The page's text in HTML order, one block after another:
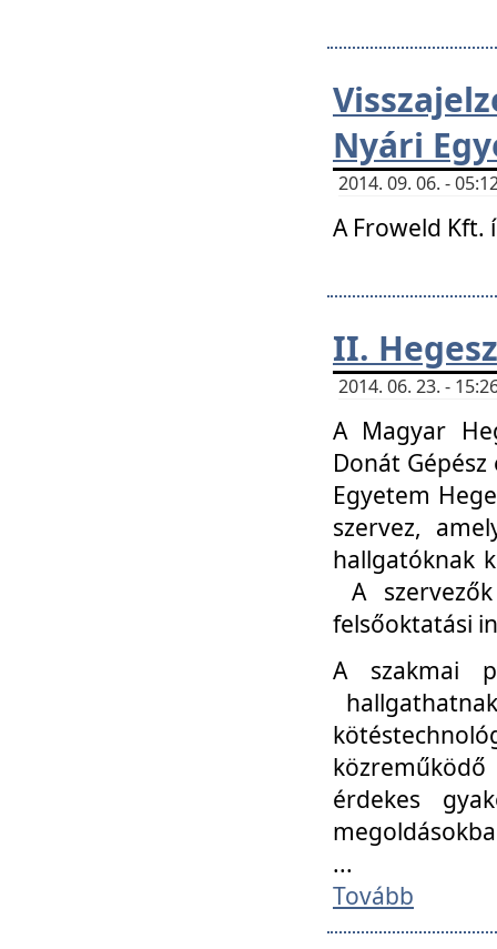
Nyári
2014. 09. 06. -
A Froweld
II.
2014. 06. 23. -
A Magyar
Donát
Egyetem
szervez,
hallgatóknak
A
felsőoktatási
A szakmai
érdekes
...
Tovább